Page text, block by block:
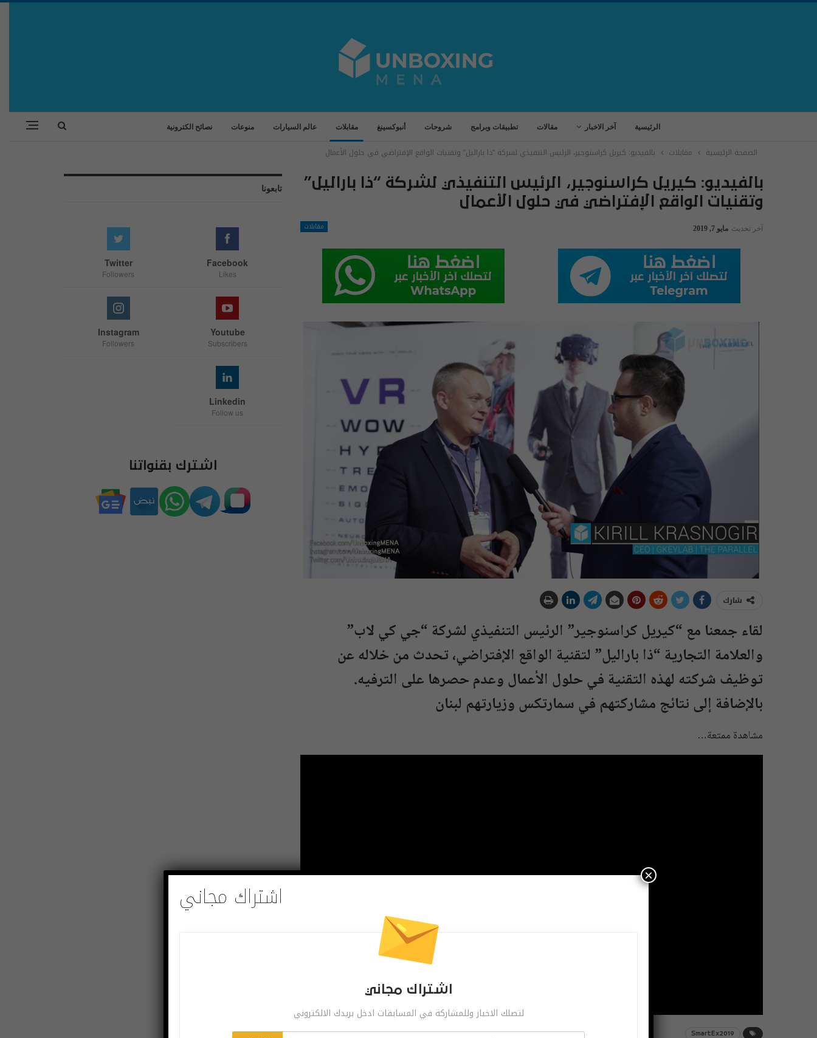
الرئيسية آخر الاخبار مقالات تطبيقات وبرامج شروحات أنبوكسينغ مقابلات عالم السيارات منوعات نصائح الكترونية
الصفحة الرئيسية مقابلات بالفيديو: كيريل كراسنوجير، الرئيس التنفيذي لشركة “ذا باراليل” وتقنيات الواقع الإفتراضي في حلول الأعمال
بالفيديو: كيريل كراسنوجير، الرئيس التنفيذي لشركة “ذا باراليل”
وتقنيات الواقع الإفتراضي في حلول الأعمال
مقابلات آخر تحديث مايو 7, 2019
شارك
لقاء جمعنا مع “كيريل كراسنوجير” الرئيس التنفيذي لشركة “جي كي لاب”
والعلامة التجارية “ذا باراليل” لتقنية الواقع الإفتراضي، تحدث من خلاله عن
توظيف شركته لهذه التقنية في حلول الأعمال وعدم حصرها على الترفيه.
بالإضافة إلى نتائج مشاركتهم في سمارتكس وزيارتهم لبنان
مشاهدة ممتعة…
SmartEx2019
تابعونا
Facebook
Likes
Twitter
Followers
Youtube
Subscribers
Instagram
Followers
Linkedin
Follow us
اشترك بقنواتنا
اشتراك مجاني
اشتراك مجاني
لتصلك الاخبار وللمشاركة في المسابقات ادخل بريدك الالكتروني
×